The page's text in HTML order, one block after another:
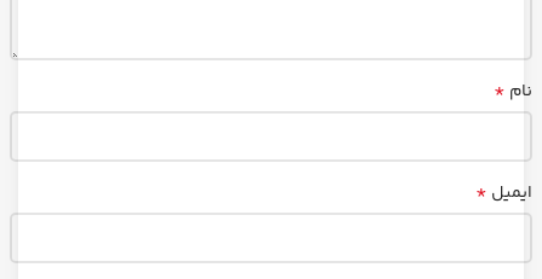
نام *
ایمیل *